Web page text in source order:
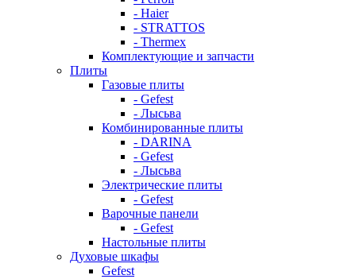
- Haier
- STRATTOS
- Thermex
Комплектующие и запчасти
Плиты
Газовые плиты
- Gefest
- Лысьва
Комбинированные плиты
- DARINA
- Gefest
- Лысьва
Электрические плиты
- Gefest
Варочные панели
- Gefest
Настольные плиты
Духовые шкафы
Gefest